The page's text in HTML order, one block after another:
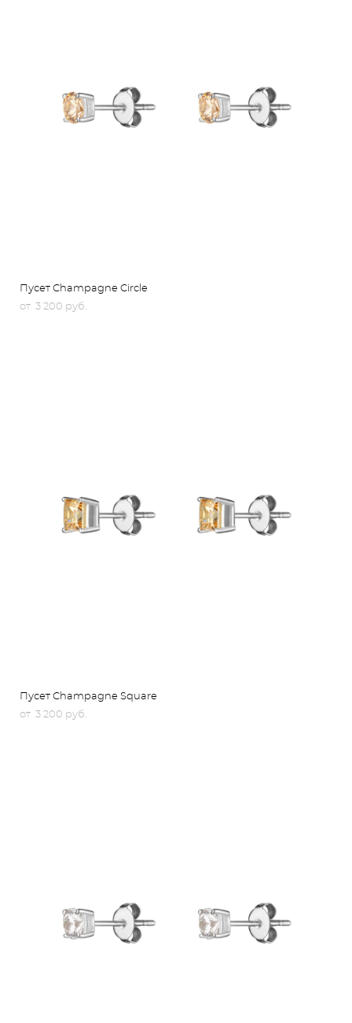
Пусет Champagne Circle
от 3 200 pуб.
Пусет Champagne Square
от 3 200 pуб.